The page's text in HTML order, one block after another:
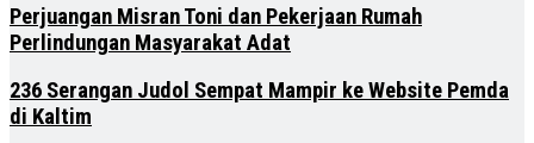
Perjuangan Misran Toni dan Pekerjaan Rumah
Perlindungan Masyarakat Adat
236 Serangan Judol Sempat Mampir ke Website Pemda
di Kaltim